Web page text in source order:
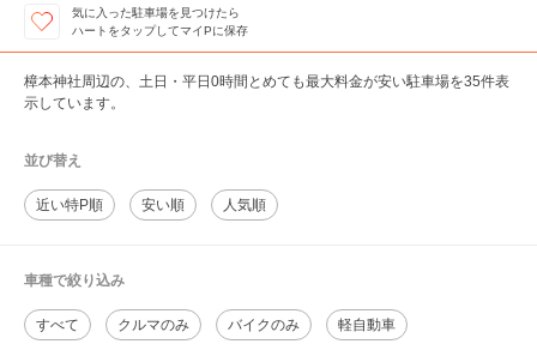
気に入った駐車場を見つけたら
ハートをタップしてマイPに保存
樟本神社周辺の、土日・平日0時間とめても最大料金が安い駐車場を35件表
示しています。
並び替え
近い特P順 安い順 人気順
車種で絞り込み
すべて クルマのみ バイクのみ 軽自動車